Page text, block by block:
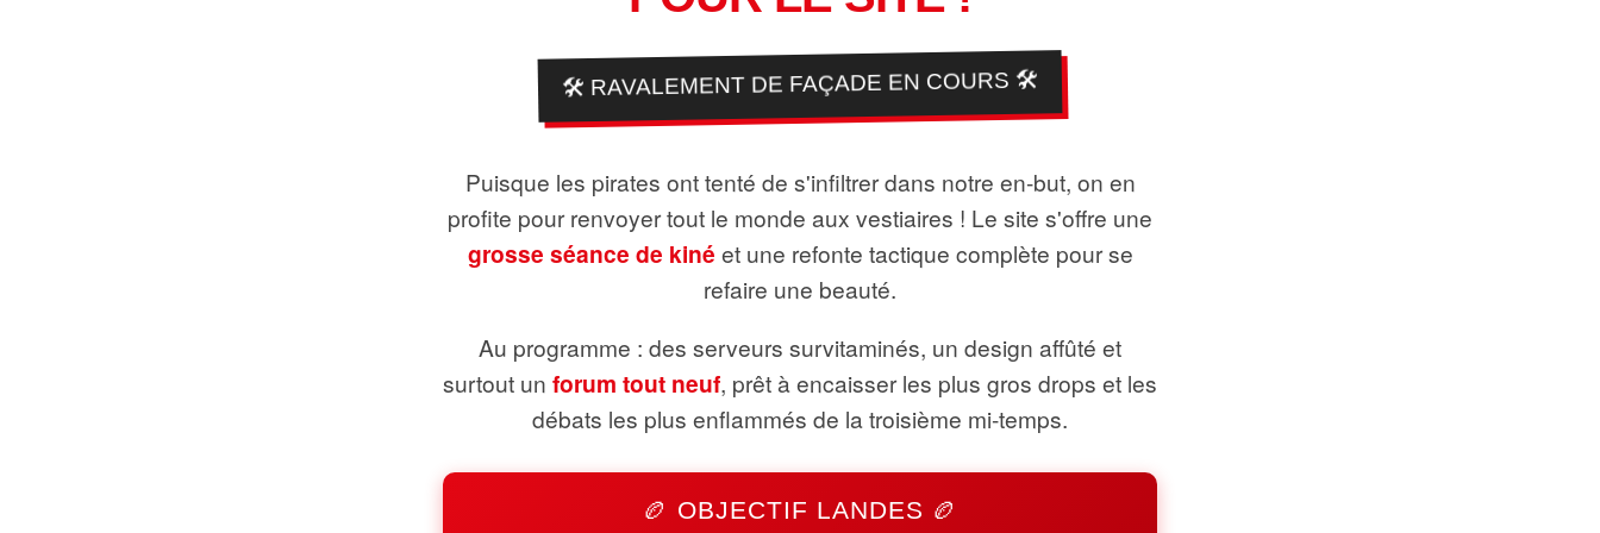
🛠️ RAVALEMENT DE FAÇADE EN COURS 🛠️
Puisque les pirates ont tenté de s'infiltrer dans notre en-but, on en
profite pour renvoyer tout le monde aux vestiaires ! Le site s'offre une
grosse séance de kiné et une refonte tactique complète pour se
refaire une beauté.
Au programme : des serveurs survitaminés, un design affûté et
surtout un forum tout neuf, prêt à encaisser les plus gros drops et les
débats les plus enflammés de la troisième mi-temps.
🏉 OBJECTIF LANDES 🏉